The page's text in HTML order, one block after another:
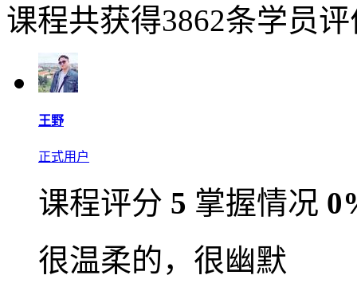
课程共获得3862条学员
王野
正式用户
课程评分 5 掌握情况
很温柔的，很幽默